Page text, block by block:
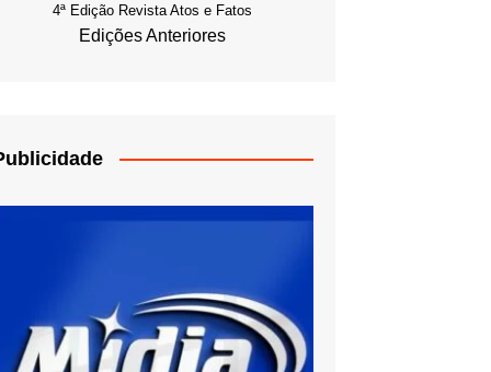
4ª Edição Revista Atos e Fatos
Edições Anteriores